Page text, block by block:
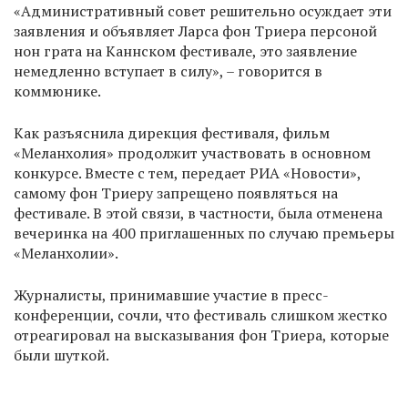
«Административный совет решительно осуждает эти
заявления и объявляет Ларса фон Триера персоной
нон грата на Каннском фестивале, это заявление
немедленно вступает в силу», – говорится в
коммюнике.
Как разъяснила дирекция фестиваля, фильм
«Меланхолия» продолжит участвовать в основном
конкурсе. Вместе с тем, передает РИА «Новости»,
самому фон Триеру запрещено появляться на
фестивале. В этой связи, в частности, была отменена
вечеринка на 400 приглашенных по случаю премьеры
«Меланхолии».
Журналисты, принимавшие участие в пресс-
конференции, сочли, что фестиваль слишком жестко
отреагировал на высказывания фон Триера, которые
были шуткой.